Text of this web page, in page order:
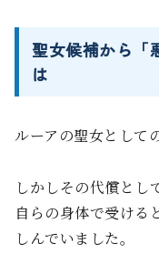
聖女候補から「
は
ルーアの聖女として
しかしその代償とし
自らの身体で受ける
しんでいました。